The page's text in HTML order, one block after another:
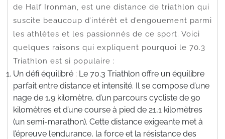
de Half Ironman, est une distance de triathlon qui
suscite beaucoup d’intérêt et d’engouement parmi
les athlètes et les passionnés de ce sport. Voici
quelques raisons qui expliquent pourquoi le 70.3
Triathlon est si populaire :
Un défi équilibré : Le 70.3 Triathlon offre un équilibre
parfait entre distance et intensité. Il se compose d’une
nage de 1,9 kilomètre, d’un parcours cycliste de 90
kilomètres et d’une course à pied de 21,1 kilomètres
(un semi-marathon). Cette distance exigeante met à
l’épreuve l’endurance, la force et la résistance des